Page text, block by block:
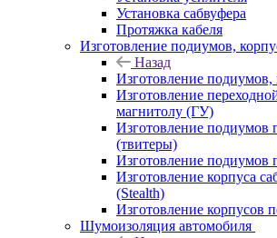
Установка сабвуфера
Протяжка кабеля
Изготовление подиумов,
Назад
Изготовление подиумов,
Изготовление
магнитолу (ГУ)
Изготовление подиумов
(твитеры)
Изготовление подиумов
Изготовление корпуса
(Stealth)
Изготовление корпусов
Шумоизоляция автомобиля